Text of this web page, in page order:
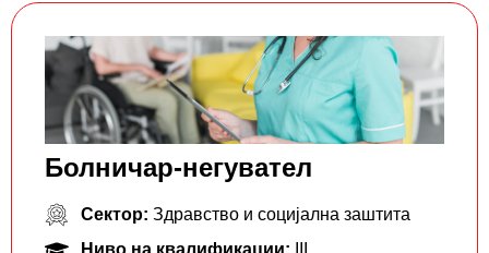
Болничар-негувател
Сектор: Здравство и социјална заштита